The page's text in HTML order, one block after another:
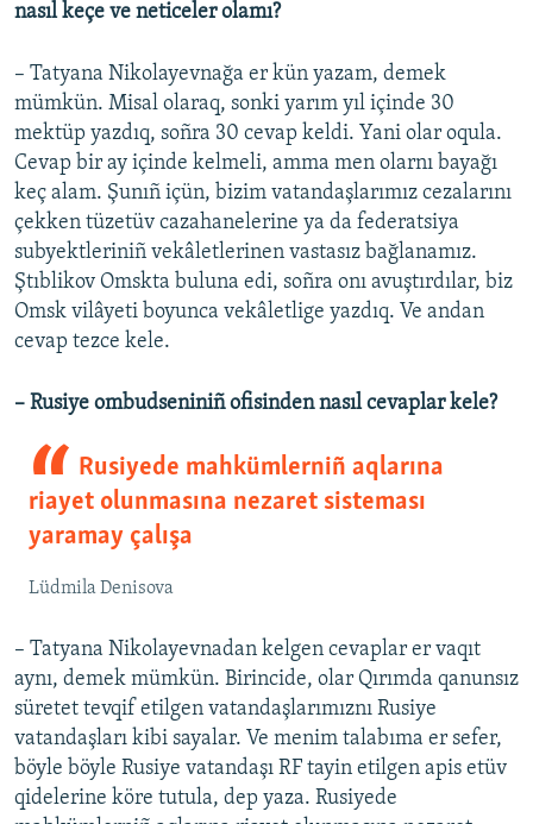
nasıl keçe ve neticeler olamı? ​
– Tatyana Nikolayevnağa er kün yazam, demek
mümkün. Misal olaraq, sonki yarım yıl içinde 30
mektüp yazdıq, soñra 30 cevap keldi. Yani olar oqula.
Cevap bir ay içinde kelmeli, amma men olarnı bayağı
keç alam. Şunıñ içün, bizim vatandaşlarımız cezalarını
çekken tüzetüv cazahanelerine ya da federatsiya
subyektleriniñ vekâletlerinen vastasız bağlanamız.
Ştıblikov Omskta buluna edi, soñra onı avuştırdılar, biz
Omsk vilâyeti boyunca vekâletlige yazdıq. Ve andan
cevap tezce kele.
– Rusiye ombudseniniñ ofisinden nasıl cevaplar kele? ​
Rusiyede mahkümlerniñ aqlarına
riayet olunmasına nezaret sisteması
yaramay çalışa
Lüdmila Denisova
– Tatyana Nikolayevnadan kelgen cevaplar er vaqıt
aynı, demek mümkün. Birincide, olar Qırımda qanunsız
süretet tevqif etilgen vatandaşlarımıznı Rusiye
vatandaşları kibi sayalar. Ve menim talabıma er sefer,
böyle böyle Rusiye vatandaşı RF tayin etilgen apis etüv
qidelerine köre tutula, dep yaza. Rusiyede